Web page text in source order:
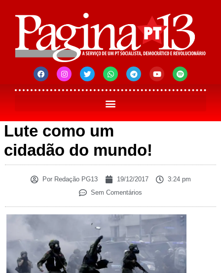
Lute como um
cidadão do mundo!
PorRedação PG13 19/12/2017
3:24 pm
Sem Comentários